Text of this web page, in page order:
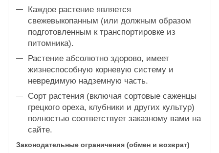
Каждое растение является
свежевыкопанным (или должным образом
подготовленным к транспортировке из
питомника).
Растение абсолютно здорово, имеет
жизнеспособную корневую систему и
невредимую надземную часть.
Сорт растения (включая сортовые саженцы
грецкого ореха, клубники и других культур)
полностью соответствует заказному вами на
сайте.
Законодательные ограничения (обмен и возврат)